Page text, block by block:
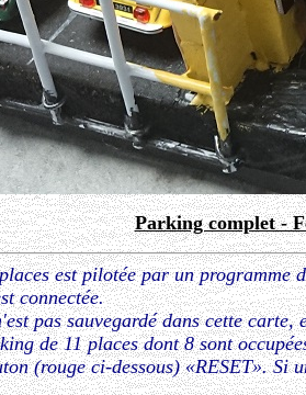
Parking complet -
est pilotée par un
connectée.
pas sauvegardé dans cette
de 11 places dont 8 sont
(rouge ci-dessous)«RESET». Si